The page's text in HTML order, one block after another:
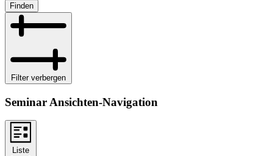
Finden
Filter verbergen
Seminar Ansichten-Navigation
Liste